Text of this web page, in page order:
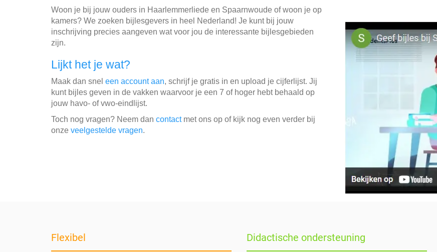
Woon je bij jouw ouders in Haarlemmerliede en Spaarnwoude of woon je op
kamers? We zoeken bijlesgevers in heel Nederland! Je kunt bij jouw
inschrijving precies aangeven wat voor jou de interessante bijlesgebieden
zijn.
Lijkt het je wat?
Maak dan snel een account aan, schrijf je gratis in en upload je cijferlijst. Jij
kunt bijles geven in de vakken waarvoor je een 7 of hoger hebt behaald op
jouw havo- of vwo-eindlijst.
Toch nog vragen? Neem dan contactmet ons op of kijk nog even verder bij
onze veelgestelde vragen.
Flexibel Didactische ondersteuning